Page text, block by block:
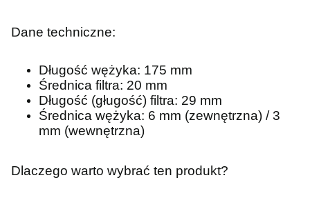
Dane techniczne:
Długość wężyka: 175 mm
Średnica filtra: 20 mm
Długość (gługość) filtra: 29 mm
Średnica wężyka: 6 mm (zewnętrzna) / 3
mm (wewnętrzna)
Dlaczego warto wybrać ten produkt?